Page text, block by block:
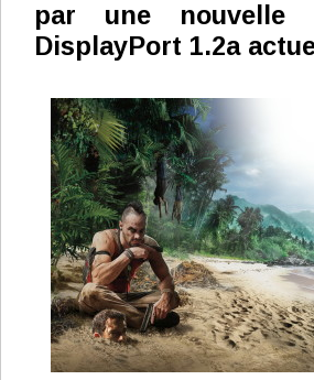
par une nouvelle
DisplayPort 1.2a